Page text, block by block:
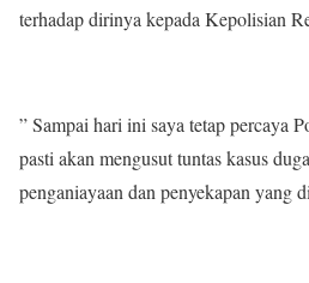
terhadap dirinya kepada Kepolisian
” Sampai hari ini saya tetap percaya
pasti akan mengusut tuntas kasus
penganiayaan dan penyekapan yang